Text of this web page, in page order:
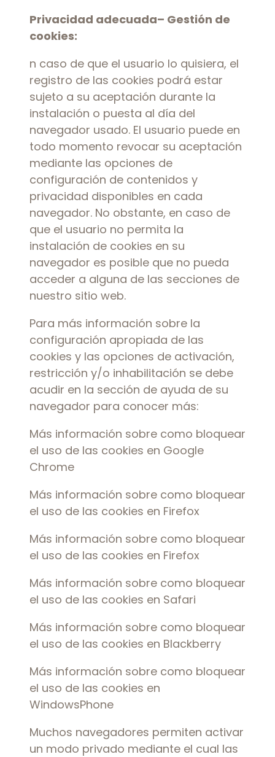
Privacidad adecuada– Gestión de
cookies:
n caso de que el usuario lo quisiera, el
registro de las cookies podrá estar
sujeto a su aceptación durante la
instalación o puesta al día del
navegador usado. El usuario puede en
todo momento revocar su aceptación
mediante las opciones de
configuración de contenidos y
privacidad disponibles en cada
navegador. No obstante, en caso de
que el usuario no permita la
instalación de cookies en su
navegador es posible que no pueda
acceder a alguna de las secciones de
nuestro sitio web.
Para más información sobre la
configuración apropiada de las
cookies y las opciones de activación,
restricción y/o inhabilitación se debe
acudir en la sección de ayuda de su
navegador para conocer más:
Más información sobre como bloquear
el uso de las cookies en Google
Chrome
Más información sobre como bloquear
el uso de las cookies en Firefox
Más información sobre como bloquear
el uso de las cookies en Firefox
Más información sobre como bloquear
el uso de las cookies en Safari
Más información sobre como bloquear
el uso de las cookies en Blackberry
Más información sobre como bloquear
el uso de las cookies en
WindowsPhone
Muchos navegadores permiten activar
un modo privado mediante el cual las